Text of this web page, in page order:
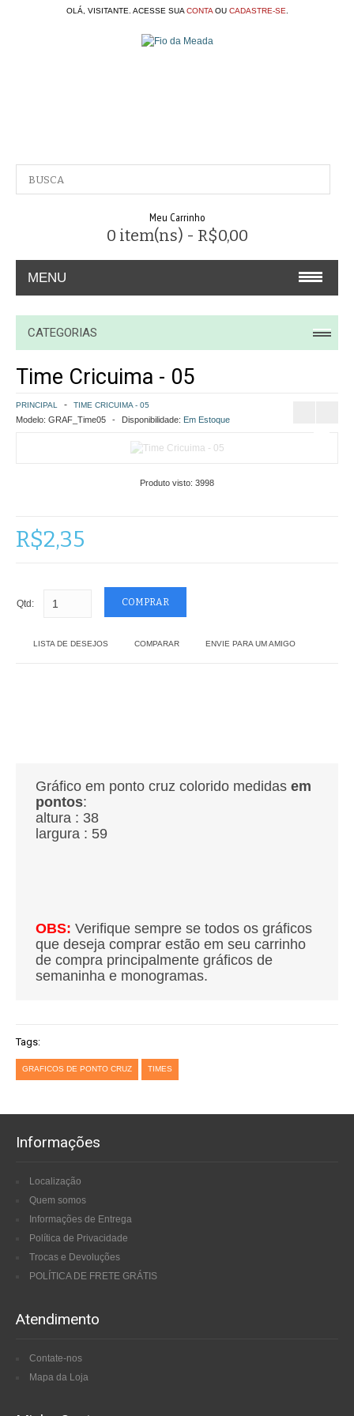
OLÁ, VISITANTE. ACESSE SUA CONTAOU CADASTRE-SE
Meu Carrinho
0 item(ns) - R$0,00
MENU
A EMPRESA
CONTATO
COMO COMPRAR
POLÍTICA DE FRETE GRÁTIS
CONTATO
CATEGORIAS
Time Cricuima - 05
PRINCIPAL TIME CRICUIMA - 05
Modelo: GRAF_Time05 Disponibilidade: Em Estoque
Produto visto: 3998
R$2,35
Qtd:
LISTA DE DESEJOS COMPARAR ENVIE PARA UM AMIGO
Gráfico em ponto cruz colorido medidas em
pontos:
altura : 38
largura : 59
OBS: Verifique sempre se todos os gráficos
que deseja comprar estão em seu carrinho
de compra principalmente gráficos de
semaninha e monogramas.
Tags:
GRAFICOS DE PONTO CRUZ TIMES
Informações
Localização
Quem somos
Informações de Entrega
Política de Privacidade
Trocas e Devoluções
POLÍTICA DE FRETE GRÁTIS
Atendimento
Contate-nos
Mapa da Loja